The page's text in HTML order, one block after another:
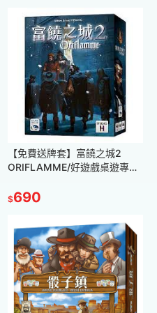
【免費送牌套】富饒之城2
ORIFLAMME/好遊戲桌遊專賣/
繁體中文
$690